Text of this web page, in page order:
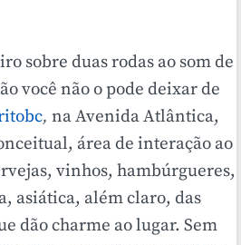
sobre duas rodas ao som de
você não o pode deixar de
, na Avenida Atlântica,
área de interação ao
vinhos, hambúrgueres,
asiática, além claro, das
dão charme ao lugar. Sem